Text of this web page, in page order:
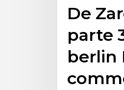
De
parte
berlin